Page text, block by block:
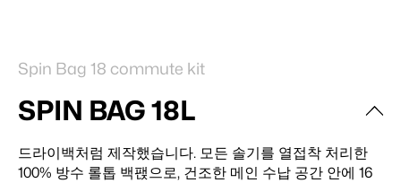
Spin Bag 18 commute kit
SPIN BAG 18L
드라이백처럼 제작했습니다. 모든 솔기를 열접착 처리한
100% 방수 롤톱 백팭으로, 건조한 메인 수납 공간 안에 16
WAIST POCKET BELT
러닝 시 백팭 전면에 체결합니다. 휴대폰, 열쇠, 카드를
230g의 무게로 흔들림 없이 엉덩이에 고정합니다. 목적지
SPACE BAG
MOLLE 스트랩에 9L의 밀폐 수납 공간을 더합니다. 젖은
신발과 장비가 백팭 외부에 실려 집으로 돌아가, 노트북과
MOLLE STRAP SYSTEM
19에서 75센티미터까지 조절되는 두 줄의 웨빙 스트립입
니다. Space Bag을 백팭에 밀착되게 끌우어 단단하고 흔